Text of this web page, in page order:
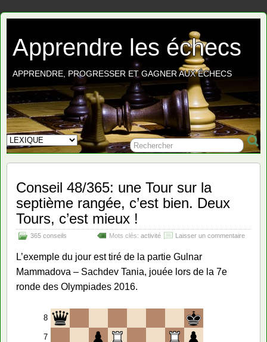
Apprendre les échecs
APPRENDRE, PROGRESSER ET GAGNER AUX ÉCHECS
Conseil 48/365: une Tour sur la
septième rangée, c’est bien. Deux
Tours, c’est mieux !
365 conseils Laisser un commentaire
Mots clés: activité
L’exemple du jour est tiré de la partie Gulnar
Mammadova – Sachdev Tania, jouée lors de la 7e
ronde des Olympiades 2016.
8
7